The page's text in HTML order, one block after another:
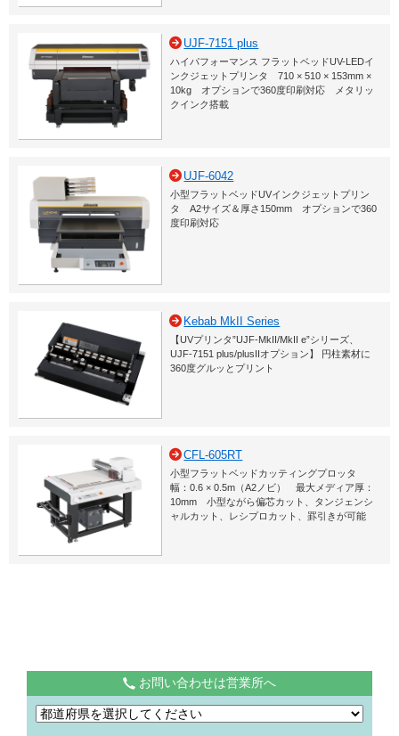
UJF-7151 plus
ハイパフォーマンス フラットベッドUV-LEDイ
ンクジェットプリンタ 710 × 510 × 153mm ×
10kg オプションで360度印刷対応 メタリッ
クインク搭載
UJF-6042
小型フラットベッドUVインクジェットプリン
タ A2サイズ＆厚さ150mm オプションで360
度印刷対応
Kebab MkII Series
【UVプリンタ”UJF-MkII/MkII e”シリーズ、
UJF-7151 plus/plusIIオプション】 円柱素材に
360度グルッとプリント
CFL-605RT
小型フラットベッドカッティングプロッタ
幅：0.6 × 0.5m（A2ノビ） 最大メディア厚：
10mm 小型ながら偏芯カット、タンジェンシ
ャルカット、レシプロカット、罫引きが可能
お問い合わせは営業所へ